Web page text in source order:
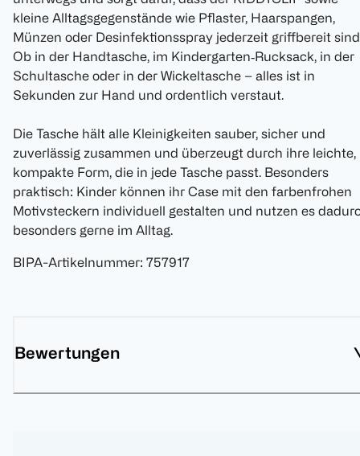
kleine Alltagsgegenstände wie Pflaster, Haarspangen,
Münzen oder Desinfektionsspray jederzeit griffbereit
Ob in der Handtasche, im Kindergarten‑Rucksack, in der
Schultasche oder in der Wickeltasche – alles ist in
Sekunden zur Hand und ordentlich verstaut.
Die Tasche hält alle Kleinigkeiten sauber, sicher und
zuverlässig zusammen und überzeugt durch ihre leichte,
kompakte Form, die in jede Tasche passt. Besonders
praktisch: Kinder können ihr Case mit den farbenfrohen
Motivsteckern individuell gestalten und nutzen es
besonders gerne im Alltag.
BIPA-Artikelnummer: 757917
Bewertungen